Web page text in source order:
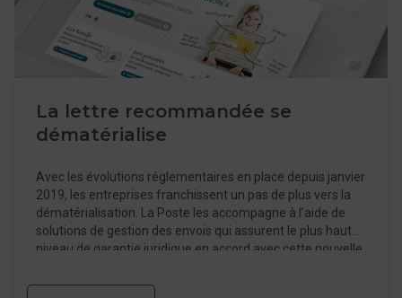
La lettre recommandée se
dématérialise
Avec les évolutions réglementaires en place depuis janvier
2019, les entreprises franchissent un pas de plus vers la
dématérialisation. La Poste les accompagne à l’aide de
solutions de gestion des envois qui assurent le plus haut
niveau de garantie juridique en accord avec cette nouvelle